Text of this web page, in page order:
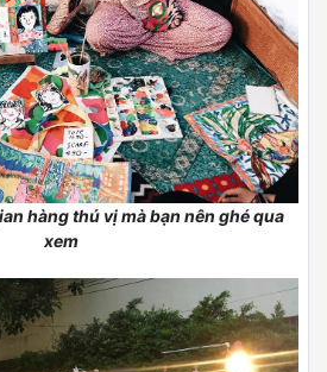
hàng thú vị mà bạn nên ghé qua
xem